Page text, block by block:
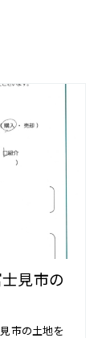
士見市の
市の土地を